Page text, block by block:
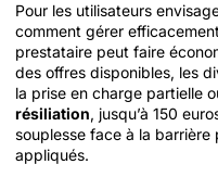
Pour les utilisateurs
comment gérer
prestataire peut faire
des offres disponibles, les
la prise en charge partielle
résiliation, jusqu’à 150
souplesse face à la
appliqués.